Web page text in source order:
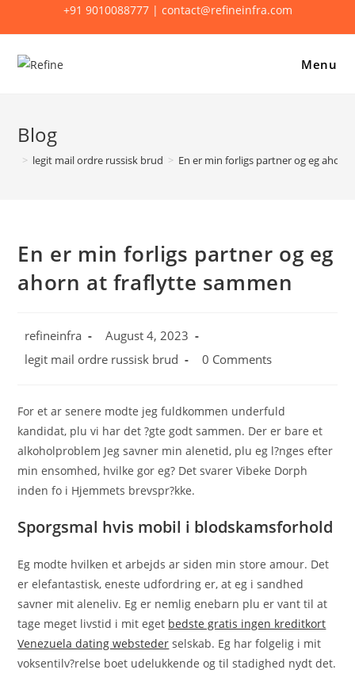
+91 9010088777 | contact@refineinfra.com
Menu
Blog
> legit mail ordre russisk brud > En er min forligs partner og eg
En er min forligs partner og eg
ahorn at fraflytte sammen
Post
refineinfra
Post
August 4, 2023
Post
legit mail ordre russisk brud
Post
0 Comments
For et ar senere modte jeg fuldkommen underfuld
kandidat, plu vi har det ?gte godt sammen. Der er bare et
alkoholproblem Jeg savner min alenetid, plu eg l?nges efter
min ensomhed, hvilke gor eg? Det svarer Vibeke Dorph
inden fo i Hjemmets brevspr?kke.
Sporgsmal hvis mobil i blodskamsforhold
Eg modte hvilken et arbejds ar siden min store amour. Det
er elefantastisk, eneste udfordring er, at eg i sandhed
savner mit aleneliv. Eg er nemlig enebarn plu er vant til at
tage meget livstid i mit eget bedste gratis ingen kreditkort
Venezuela dating websteder selskab. Eg har folgelig i mit
voksentilv?relse boet udelukkende og til stadighed nydt det.